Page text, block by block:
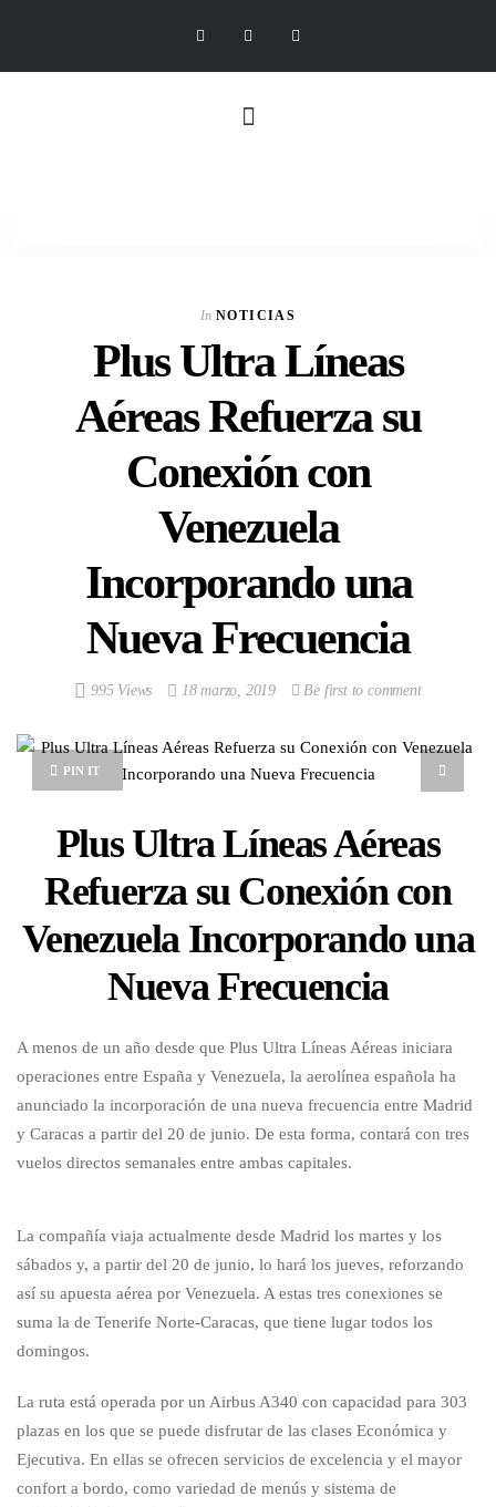
In NOTICIAS
Plus Ultra Líneas
Aéreas Refuerza su
Conexión con
Venezuela
Incorporando una
Nueva Frecuencia
995 Views 18 marzo, 2019 Be first to comment
PIN IT
Plus Ultra Líneas Aéreas
Refuerza su Conexión con
Venezuela Incorporando una
Nueva Frecuencia
A menos de un año desde que Plus Ultra Líneas Aéreas iniciara
operaciones entre España y Venezuela, la aerolínea española ha
anunciado la incorporación de una nueva frecuencia entre Madrid
y Caracas a partir del 20 de junio. De esta forma, contará con tres
vuelos directos semanales entre ambas capitales.
La compañía viaja actualmente desde Madrid los martes y los
sábados y, a partir del 20 de junio, lo hará los jueves, reforzando
así su apuesta aérea por Venezuela. A estas tres conexiones se
suma la de Tenerife Norte-Caracas, que tiene lugar todos los
domingos.
La ruta está operada por un Airbus A340 con capacidad para 303
plazas en los que se puede disfrutar de las clases Económica y
Ejecutiva. En ellas se ofrecen servicios de excelencia y el mayor
confort a bordo, como variedad de menús y sistema de